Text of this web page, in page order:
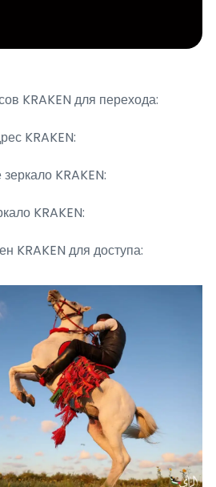
KRAKEN для перехода:
KRAKEN:
KRAKEN:
KRAKEN:
KRAKEN для доступа: